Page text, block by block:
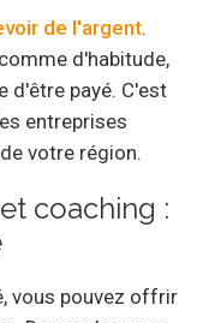
de l'argent.
d'habitude,
d'être payé. C'est
entreprises
votre région.
coaching :
vous pouvez offrir